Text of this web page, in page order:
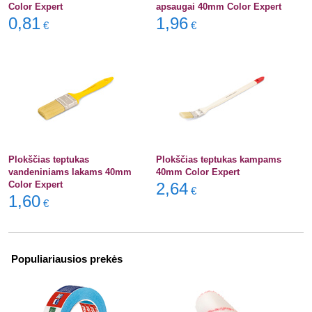
Color Expert
0,81 €
apsaugai 40mm Color Expert
1,96 €
Plokščias teptukas
vandeniniams lakams 40mm
Color Expert
1,60 €
Plokščias teptukas kampams
40mm Color Expert
2,64 €
Populiariausios prekės